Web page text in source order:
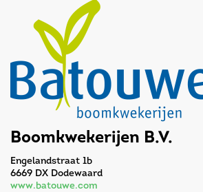
Boomkwekerijen B.V.
Engelandstraat 1b
6669 DX Dodewaard
www.batouwe.com